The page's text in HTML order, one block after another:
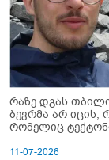
რაზე დგას
ბევრმა არ იცის,
რომელიც
11-07-2026